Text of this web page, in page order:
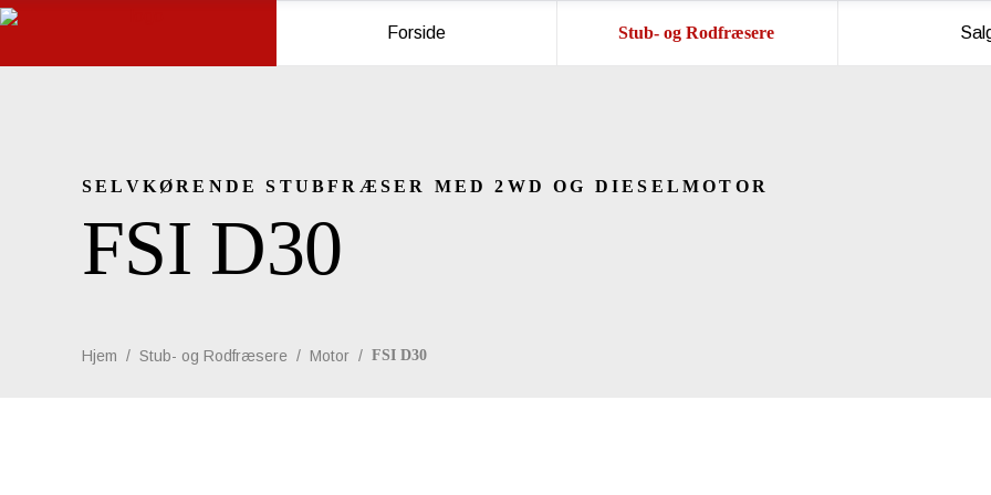
Forside Stub- og Rodfræsere
SELVKØRENDE STUBFRÆSER MED 2WD OG DIESELMOTOR
FSI D30
Hjem / Stub- og Rodfræsere / Motor / FSI D30